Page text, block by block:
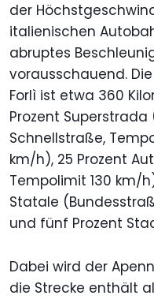
der
italienischen
abruptes
vorausschauend.
Forlì ist etwa 360
Prozent
Schnellstraße,
km/h), 25 Prozent
Tempolimit 130 km/
Statale
und fünf Prozent
Dabei wird der
die Strecke enthält